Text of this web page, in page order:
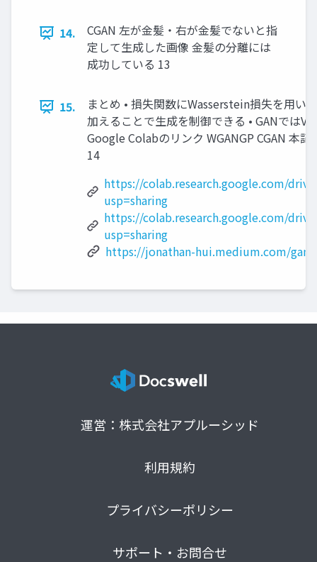
14.
CGAN 左が金髪・右が金髪でないと指
定して生成した画像 金髪の分離には
成功している 13
15.
まとめ • 損失関数にWasserstein損失を用い
加えることで生成を制御できる • GANでは
Google Colabのリンク WGANGP CGAN 本
14
https://colab.research.google.com/
usp=sharing
https://colab.research.google.com/
usp=sharing
https://jonathan-hui.medium.com/gan-
運営：株式会社アプルーシッド
利用規約
プライバシーポリシー
サポート・お問合せ